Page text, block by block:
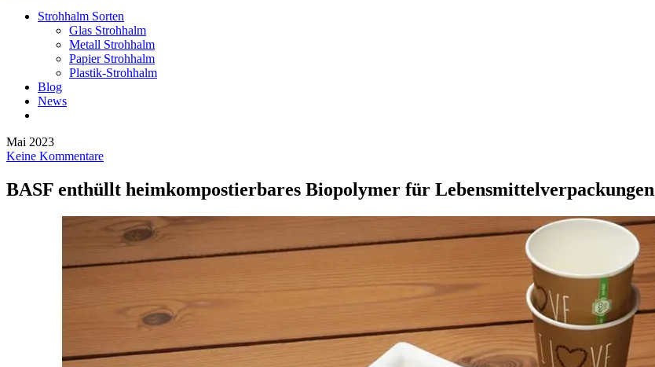
Strohhalm Sorten
Glas Strohhalm
Metall Strohhalm
Papier Strohhalm
Plastik-Strohhalm
Blog
News
Mai 2023
Keine Kommentare
BASF enthüllt heimkompostierbares Biopolymer für Lebensmittelverpackungen